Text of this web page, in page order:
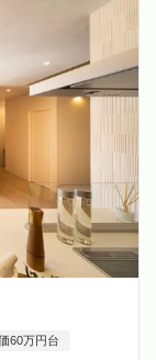
60万円台